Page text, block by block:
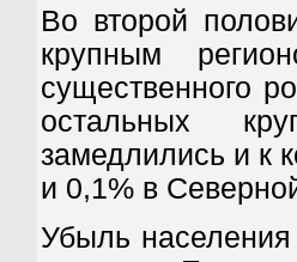
Во второй
крупным
существенного
остальных
замедлились и к
и 0,1% в
Убыль